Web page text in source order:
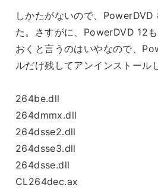
しかたがないので、
た。さすがに、PowerDVD 12
おくと言うのはいやなので、
ルだけ残してアンインストール
264be.dll
264dmmx.dll
264dsse2.dll
264dsse3.dll
264dsse.dll
CL264dec.ax